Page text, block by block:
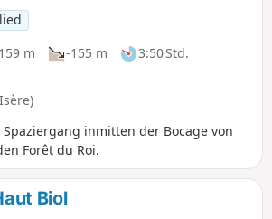
m -155 m
3:50 Std.
inmitten der Bocage von
Forêt du Roi.
Biol